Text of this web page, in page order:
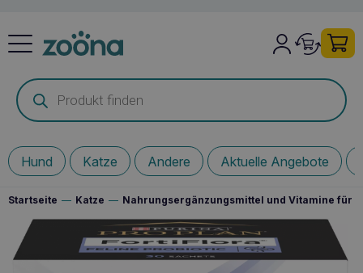
Products
search
Hund Katze Andere Aktuelle Angebote
Startseite — Katze — Nahrungsergänzungsmittel und Vitamine für